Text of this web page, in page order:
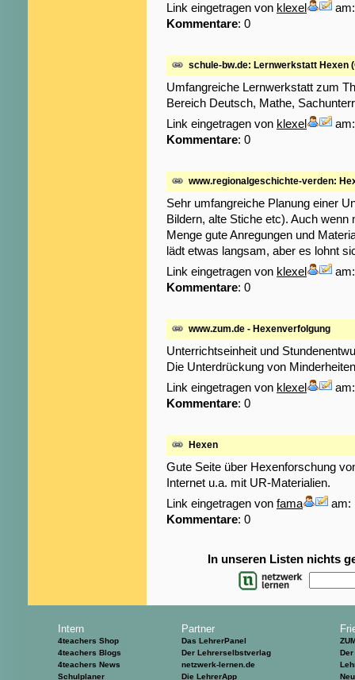
Link eingetragen von klexel
Kommentare: 0
schule-bw.de: Lernwerkstatt Hexen
Umfangreiche Lernwerkstatt zum
Bereich Deutsch, Mathe,
Link eingetragen von klexel
Kommentare: 0
www.regionalgeschichte-verden:
Sehr umfangreiche Planung einer
Bildern, alte Stiche etc). Auch
Menge gute Anregungen und
lädt etwas langsam, aber es lohnt
Link eingetragen von klexel
Kommentare: 0
www.zum.de - Hexenverfolgung
Unterrichtseinheit und
Die Unterdrückung von
Link eingetragen von klexel
Kommentare: 0
Hexen
Gute Seite über Hexenforschung
Internet u.a. mit UR-Materialien.
Link eingetragen von fama
am:
Kommentare: 0
In unseren Listen nichts
Intern
4teachers Shop
4teachers Blogs
4teachers News
Schulplaner
Partner
Das LehrerPanel
Der Lehrerselbstverlag
netzwerk-lernen.de
Die LehrerApp